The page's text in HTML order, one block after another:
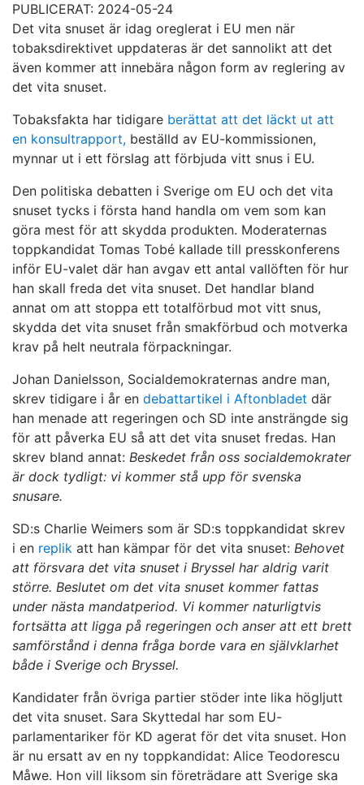
PUBLICERAT: 2024-05-24
Det vita snuset är idag oreglerat i EU men när
tobaksdirektivet uppdateras är det sannolikt att det
även kommer att innebära någon form av reglering av
det vita snuset.
Tobaksfakta har tidigare berättat att det läckt ut att
en konsultrapport, beställd av EU-kommissionen,
mynnar ut i ett förslag att förbjuda vitt snus i EU.
Den politiska debatten i Sverige om EU och det vita
snuset tycks i första hand handla om vem som kan
göra mest för att skydda produkten. Moderaternas
toppkandidat Tomas Tobé kallade till presskonferens
inför EU-valet där han avgav ett antal vallöften för hur
han skall freda det vita snuset. Det handlar bland
annat om att stoppa ett totalförbud mot vitt snus,
skydda det vita snuset från smakförbud och motverka
krav på helt neutrala förpackningar.
Johan Danielsson, Socialdemokraternas andre man,
skrev tidigare i år en debattartikel i Aftonbladet där
han menade att regeringen och SD inte ansträngde sig
för att påverka EU så att det vita snuset fredas. Han
skrev bland annat: Beskedet från oss socialdemokrater
är dock tydligt: vi kommer stå upp för svenska
snusare.
SD:s Charlie Weimers som är SD:s toppkandidat skrev
i en replik att han kämpar för det vita snuset: Behovet
att försvara det vita snuset i Bryssel har aldrig varit
större. Beslutet om det vita snuset kommer fattas
under nästa mandatperiod. Vi kommer naturligtvis
fortsätta att ligga på regeringen och anser att ett brett
samförstånd i denna fråga borde vara en självklarhet
både i Sverige och Bryssel.
Kandidater från övriga partier stöder inte lika högljutt
det vita snuset. Sara Skyttedal har som EU-
parlamentariker för KD agerat för det vita snuset. Hon
är nu ersatt av en ny toppkandidat: Alice Teodorescu
Måwe. Hon vill liksom sin företrädare att Sverige ska